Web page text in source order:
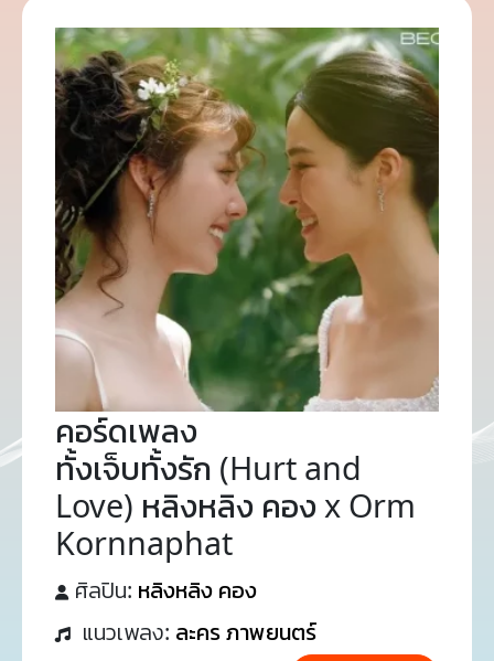
คอร์ดเพลง
ทั้งเจ็บทั้งรัก (Hurt and
Love) หลิงหลิง คอง x Orm
Kornnaphat
ศิลปิน: หลิงหลิง คอง
แนวเพลง: ละคร ภาพยนตร์